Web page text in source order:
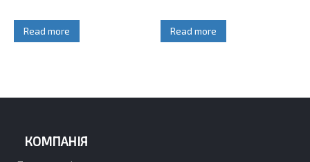
Read more Read more
КОМПАНІЯ